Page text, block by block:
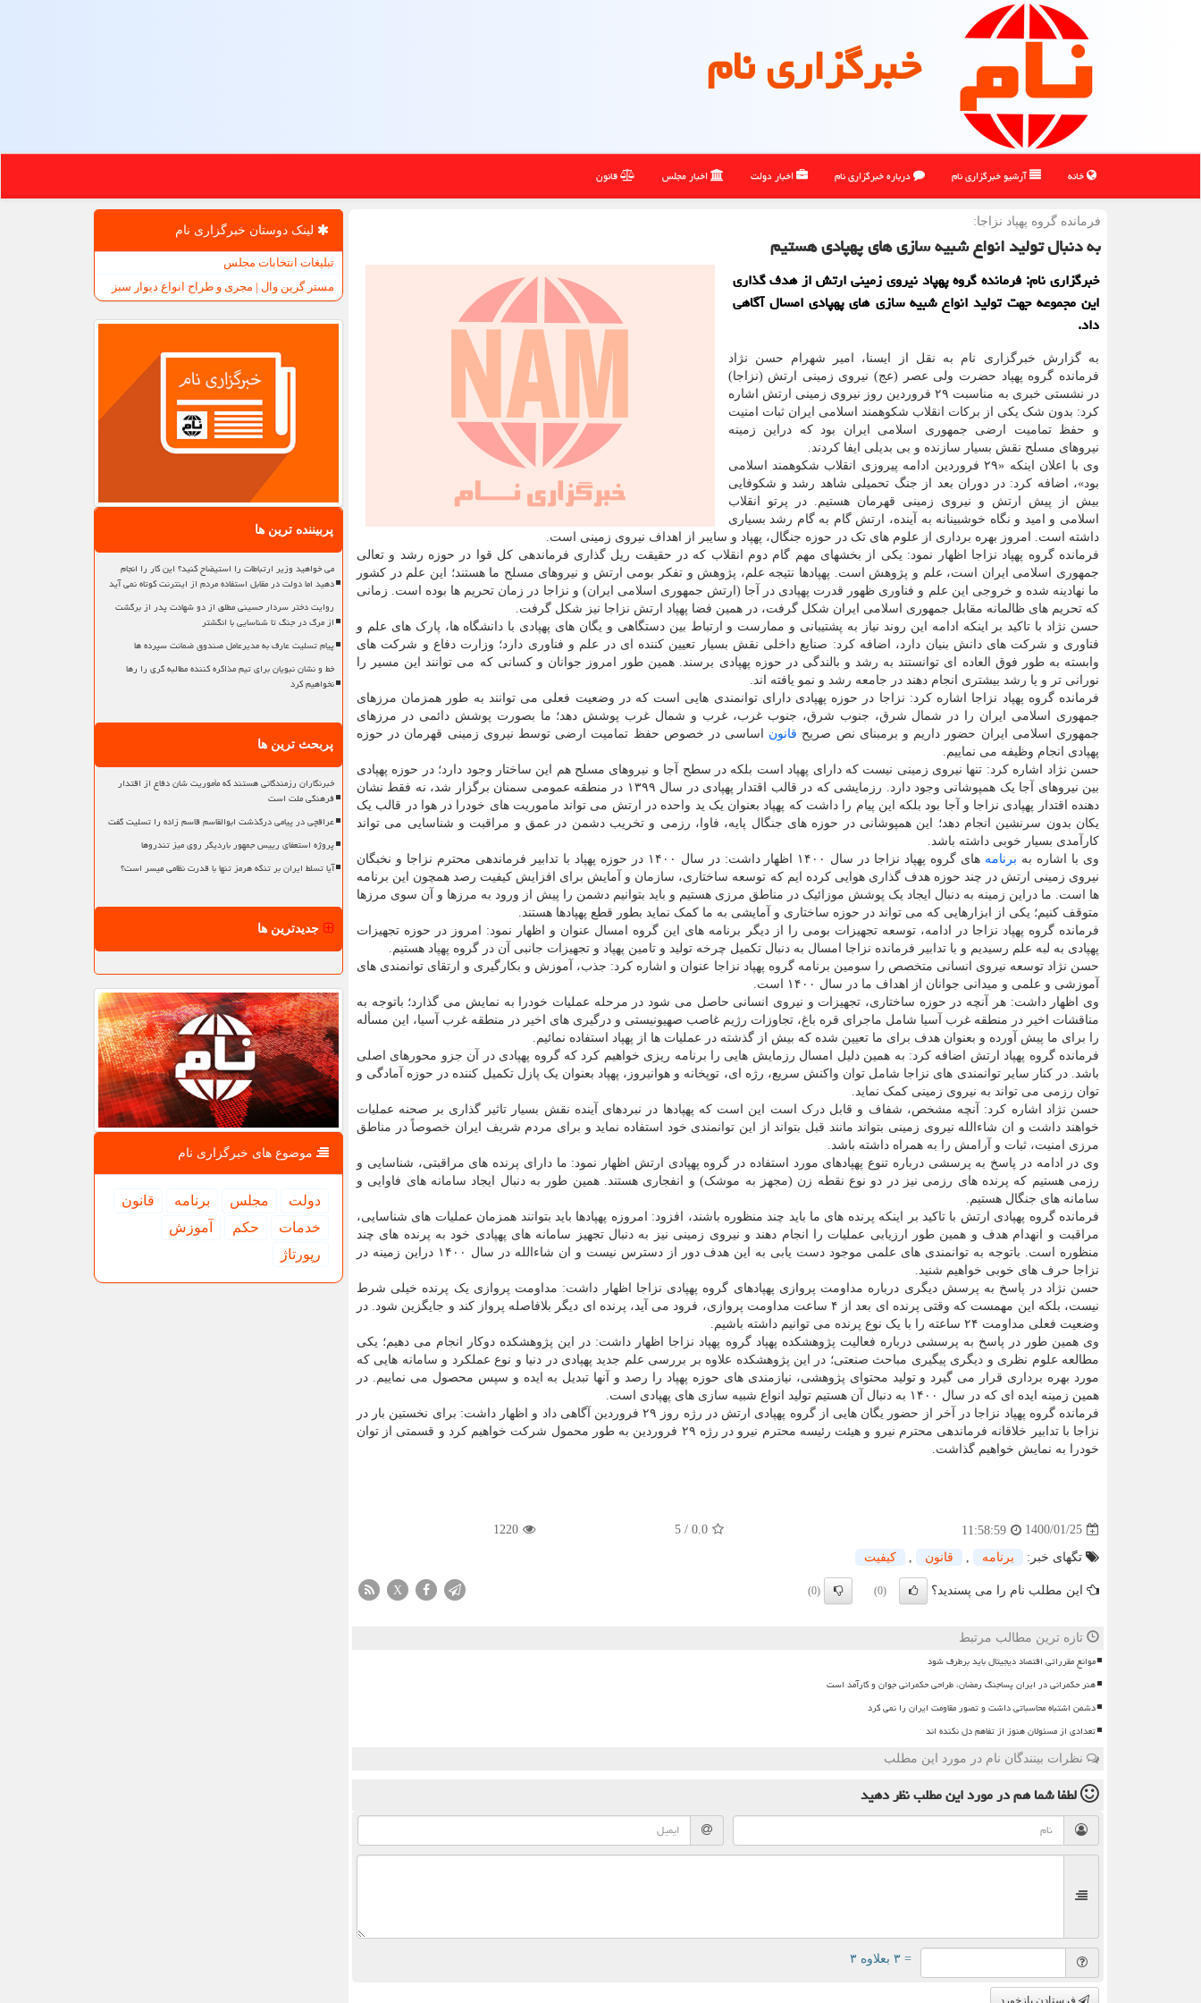
خبرگزاری نام
خانه آرشیو خبرگزاری نام درباره خبرگزاری نام اخبار دولت اخبار مجلس قانون
فرمانده گروه پهپاد نزاجا:
به دنبال تولید انواع شبیه سازی های پهپادی هستیم
خبرگزاری نام: فرمانده گروه پهپاد نیروی زمینی ارتش از هدف گذاری
این مجموعه جهت تولید انواع شبیه سازی های پهپادی امسال آگاهی
داد.
به گزارش خبرگزاری نام به نقل از ایسنا، امیر شهرام حسن نژاد
فرمانده گروه پهپاد حضرت ولی عصر (عج) نیروی زمینی ارتش (نزاجا)
در نشستی خبری به مناسبت ۲۹ فروردین روز نیروی زمینی ارتش اشاره
کرد: بدون شک یکی از برکات انقلاب شکوهمند اسلامی ایران ثبات امنیت
و حفظ تمامیت ارضی جمهوری اسلامی ایران بود که دراین زمینه
نیروهای مسلح نقش بسیار سازنده و بی بدیلی ایفا کردند.
وی با اعلان اینکه «۲۹ فروردین ادامه پیروزی انقلاب شکوهمند اسلامی
بود»، اضافه کرد: در دوران بعد از جنگ تحمیلی شاهد رشد و شکوفایی
بیش از پیش ارتش و نیروی زمینی قهرمان هستیم. در پرتو انقلاب
اسلامی و امید و نگاه خوشبینانه به آینده، ارتش گام به گام رشد بسیاری
داشته است. امروز بهره برداری از علوم های تک در حوزه جنگال، پهپاد و سایبر از اهداف نیروی زمینی است.
فرمانده گروه پهپاد نزاجا اظهار نمود: یکی از بخشهای مهم گام دوم انقلاب که در حقیقت ریل گذاری فرماندهی کل قوا در حوزه رشد و تعالی
جمهوری اسلامی ایران است، علم و پژوهش است. پهپادها نتیجه علم، پژوهش و تفکر بومی ارتش و نیروهای مسلح ما هستند؛ این علم در کشور
ما نهادینه شده و خروجی این علم و فناوری ظهور قدرت پهپادی در آجا (ارتش جمهوری اسلامی ایران) و نزاجا در زمان تحریم ها بوده است. زمانی
که تحریم های ظالمانه مقابل جمهوری اسلامی ایران شکل گرفت، در همین فضا پهپاد ارتش نزاجا نیز شکل گرفت.
حسن نژاد با تاکید بر اینکه ادامه این روند نیاز به پشتیبانی و ممارست و ارتباط بین دستگاهی و یگان های پهپادی با دانشگاه ها، پارک های علم و
فناوری و شرکت های دانش بنیان دارد، اضافه کرد: صنایع داخلی نقش بسیار تعیین کننده ای در علم و فناوری دارد؛ وزارت دفاع و شرکت های
وابسته به طور فوق العاده ای توانستند به رشد و بالندگی در حوزه پهپادی برسند. همین طور امروز جوانان و کسانی که می توانند این مسیر را
نورانی تر و یا رشد بیشتری انجام دهند در جامعه رشد و نمو یافته اند.
فرمانده گروه پهپاد نزاجا اشاره کرد: نزاجا در حوزه پهپادی دارای توانمندی هایی است که در وضعیت فعلی می توانند به طور همزمان مرزهای
جمهوری اسلامی ایران را در شمال شرق، جنوب شرق، جنوب غرب، غرب و شمال غرب پوشش دهد؛ ما بصورت پوشش دائمی در مرزهای
جمهوری اسلامی ایران حضور داریم و برمبنای نص صریح قانون اساسی در خصوص حفظ تمامیت ارضی توسط نیروی زمینی قهرمان در حوزه
پهپادی انجام وظیفه می نماییم.
حسن نژاد اشاره کرد: تنها نیروی زمینی نیست که دارای پهپاد است بلکه در سطح آجا و نیروهای مسلح هم این ساختار وجود دارد؛ در حوزه پهپادی
بین نیروهای آجا یک همپوشانی وجود دارد. رزمایشی که در قالب اقتدار پهپادی در سال ۱۳۹۹ در منطقه عمومی سمنان برگزار شد، نه فقط نشان
دهنده اقتدار پهپادی نزاجا و آجا بود بلکه این پیام را داشت که پهپاد بعنوان یک ید واحده در ارتش می تواند ماموریت های خودرا در هوا در قالب یک
یکان بدون سرنشین انجام دهد؛ این همپوشانی در حوزه های جنگال پایه، فاوا، رزمی و تخریب دشمن در عمق و مراقبت و شناسایی می تواند
کارآمدی بسیار خوبی داشته باشد.
وی با اشاره به برنامه
های گروه پهپاد نزاجا در سال ۱۴۰۰ اظهار داشت: در سال ۱۴۰۰ در حوزه پهپاد با تدابیر فرماندهی محترم نزاجا و نخبگان
نیروی زمینی ارتش در چند حوزه هدف گذاری هوایی کرده ایم که توسعه ساختاری، سازمان و آمایش برای افزایش کیفیت رصد همچون این برنامه
ها است. ما دراین زمینه به دنبال ایجاد یک پوشش موزائیک در مناطق مرزی هستیم و باید بتوانیم دشمن را پیش از ورود به مرزها و آن سوی مرزها
متوقف کنیم؛ یکی از ابزارهایی که می تواند در حوزه ساختاری و آمایشی به ما کمک نماید بطور قطع پهپادها هستند.
فرمانده گروه پهپاد نزاجا در ادامه، توسعه تجهیزات بومی را از دیگر برنامه های این گروه امسال عنوان و اظهار نمود: امروز در حوزه تجهیزات
پهپادی به لبه علم رسیدیم و با تدابیر فرمانده نزاجا امسال به دنبال تکمیل چرخه تولید و تامین پهپاد و تجهیزات جانبی آن در گروه پهپاد هستیم.
حسن نژاد توسعه نیروی انسانی متخصص را سومین برنامه گروه پهپاد نزاجا عنوان و اشاره کرد: جذب، آموزش و بکارگیری و ارتقای توانمندی های
آموزشی و علمی و میدانی جوانان از اهداف ما در سال ۱۴۰۰ است.
وی اظهار داشت: هر آنچه در حوزه ساختاری، تجهیزات و نیروی انسانی حاصل می شود در مرحله عملیات خودرا به نمایش می گذارد؛ باتوجه به
مناقشات اخیر در منطقه غرب آسیا شامل ماجرای قره باغ، تجاوزات رژیم غاصب صهیونیستی و درگیری های اخیر در منطقه غرب آسیا، این مسأله
را برای ما پیش آورده و بعنوان هدف برای ما تعیین شده که بیش از گذشته در عملیات ها از پهپاد استفاده نمائیم.
فرمانده گروه پهپاد ارتش اضافه کرد: به همین دلیل امسال رزمایش هایی را برنامه ریزی خواهیم کرد که گروه پهپادی در آن جزو محورهای اصلی
باشد. در کنار سایر توانمندی های نزاجا شامل توان واکنش سریع، رژه ای، توپخانه و هوانیروز، پهپاد بعنوان یک پازل تکمیل کننده در حوزه آمادگی و
توان رزمی می تواند به نیروی زمینی کمک نماید.
حسن نژاد اشاره کرد: آنچه مشخص، شفاف و قابل درک است این است که پهپادها در نبردهای آینده نقش بسیار تاثیر گذاری بر صحنه عملیات
خواهند داشت و ان شاءالله نیروی زمینی بتواند مانند قبل بتواند از این توانمندی خود استفاده نماید و برای مردم شریف ایران خصوصاً در مناطق
مرزی امنیت، ثبات و آرامش را به همراه داشته باشد.
وی در ادامه در پاسخ به پرسشی درباره تنوع پهپادهای مورد استفاده در گروه پهپادی ارتش اظهار نمود: ما دارای پرنده های مراقبتی، شناسایی و
رزمی هستیم که پرنده های رزمی نیز در دو نوع نقطه زن (مجهز به موشک) و انفجاری هستند. همین طور به دنبال ایجاد سامانه های فاوایی و
سامانه های جنگال هستیم.
فرمانده گروه پهپادی ارتش با تاکید بر اینکه پرنده های ما باید چند منظوره باشند، افزود: امروزه پهپادها باید بتوانند همزمان عملیات های شناسایی،
مراقبت و انهدام هدف و همین طور ارزیابی عملیات را انجام دهند و نیروی زمینی نیز به دنبال تجهیز سامانه های پهپادی خود به پرنده های چند
منظوره است. باتوجه به توانمندی های علمی موجود دست یابی به این هدف دور از دسترس نیست و ان شاءالله در سال ۱۴۰۰ دراین زمینه در
نزاجا حرف های خوبی خواهیم شنید.
حسن نژاد در پاسخ به پرسش دیگری درباره مداومت پروازی پهپادهای گروه پهپادی نزاجا اظهار داشت: مداومت پروازی یک پرنده خیلی شرط
نیست، بلکه این مهمست که وقتی پرنده ای بعد از ۴ ساعت مداومت پروازی، فرود می آید، پرنده ای دیگر بلافاصله پرواز کند و جایگزین شود. در
وضعیت فعلی مداومت ۲۴ ساعته را با یک نوع پرنده می توانیم داشته باشیم.
وی همین طور در پاسخ به پرسشی درباره فعالیت پژوهشکده پهپاد گروه پهپاد نزاجا اظهار داشت: در این پژوهشکده دوکار انجام می دهیم؛ یکی
مطالعه علوم نظری و دیگری پیگیری مباحث صنعتی؛ در این پژوهشکده علاوه بر بررسی علم جدید پهپادی در دنیا و نوع عملکرد و سامانه هایی که
مورد بهره برداری قرار می گیرد و تولید محتوای پژوهشی، نیازمندی های حوزه پهپاد را رصد و آنها تبدیل به ایده و سپس محصول می نماییم. در
همین زمینه ایده ای که در سال ۱۴۰۰ به دنبال آن هستیم تولید انواع شبیه سازی های پهپادی است.
فرمانده گروه پهپاد نزاجا در آخر از حضور یگان هایی از گروه پهپادی ارتش در رژه روز ۲۹ فروردین آگاهی داد و اظهار داشت: برای نخستین بار در
نزاجا با تدابیر خلاقانه فرماندهی محترم نیرو و هیئت رئیسه محترم نیرو در رژه ۲۹ فروردین به طور محمول شرکت خواهیم کرد و قسمتی از توان
خودرا به نمایش خواهیم گذاشت.
1400/01/25
11:58:59
0.0
/
5
1220
تگهای خبر: برنامه قانون كیفیت
این مطلب نام را می پسندید؟ (0)
(0)
X
تازه ترین مطالب مرتبط
موانع مقرراتی اقتصاد دیجیتال باید برطرف شود
هنر حکمرانی در ایران پساجنگ رمضان، طراحی حکمرانی جوان و کارآمد است
دشمن اشتباه محاسباتی داشت و تصور مقاومت ایران را نمی کرد
تعدادی از مسئولان هنوز از تفاهم دل نکنده اند
نظرات بینندگان نام در مورد این مطلب
لطفا شما همدر مورد این مطلبنظر دهید
= ۳ بعلاوه ۳
فرستادن بازخورد
لینک دوستان خبرگزاری نام
تبلیغات انتخابات مجلس
مستر گرین وال | مجری و طراح انواع دیوار سبز
پربیننده ترین ها
می خواهید وزیر ارتباطات را استیضاح کنید؟ این کار را انجام
دهید اما دولت در مقابل استفاده مردم از اینترنت کوتاه نمی آید
روایت دختر سردار حسینی مطلق از دو شهادت پدر از برگشت
از مرگ در جنگ تا شناسایی با انگشتر
پیام تسلیت عارف به مدیرعامل صندوق ضمانت سپرده ها
خط و نشان نبویان برای تیم مذاکره کننده مطالبه گری را رها
نخواهیم کرد
پربحث ترین ها
خبرنگاران رزمندگانی هستند که مأموریت شان دفاع از اقتدار
فرهنگی ملت است
عراقچی در پیامی درگذشت ابوالقاسم قاسم زاده را تسلیت گفت
پروژه استعفای رییس جمهور باردیگر روی میز تندروها
آیا تسلط ایران بر تنگه هرمز تنها با قدرت نظامی میسر است؟
جدیدترین ها
موضوع های خبرگزاری نام
دولت مجلس برنامه
قانون
خدمات
حكم
آموزش
رپورتاژ